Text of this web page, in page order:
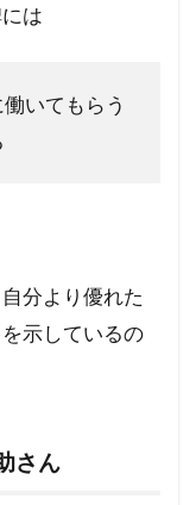
は
いてもらう
分より優れた
示しているの
さん